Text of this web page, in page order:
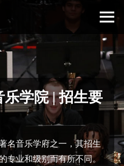
学院 | 招生要
名音乐学府之一，其招生
专业和级别而有所不同。